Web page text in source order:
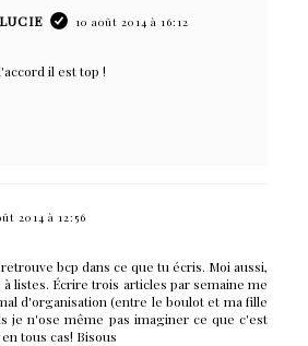
10 août 2014 à 16:12
il est top !
2014 à 12:56
bcp dans ce que tu écris. Moi aussi,
listes. Écrire trois articles par semaine me
d'organisation (entre le boulot et ma fille
je n'ose même pas imaginer ce que c'est
tous cas! Bisous